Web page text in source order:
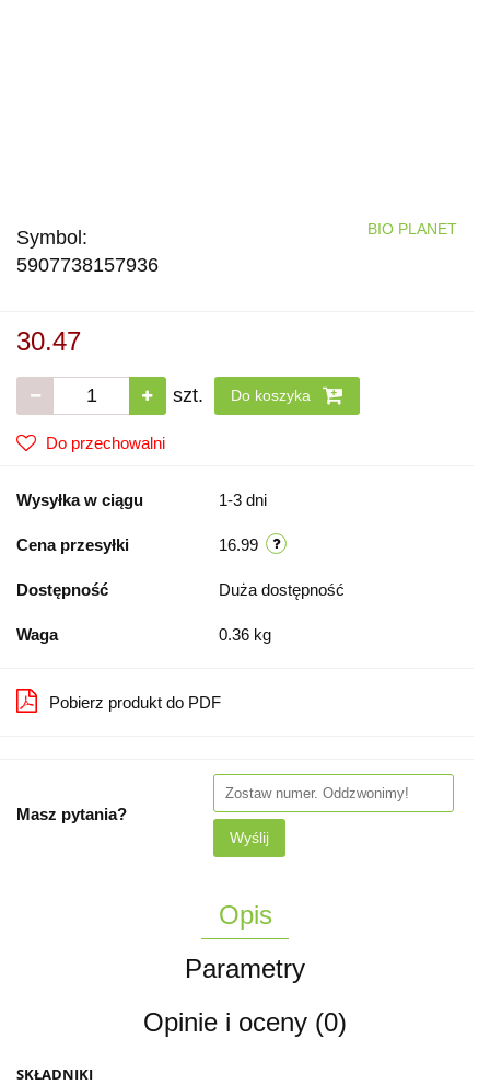
Symbol:
5907738157936
BIO PLANET
30.47
szt. Do koszyka
Do przechowalni
Wysyłka w ciągu 1-3 dni
Cena przesyłki 16.99
Dostępność Duża dostępność
Waga 0.36 kg
Pobierz produkt do PDF
Masz pytania?
Wyślij
Opis
Parametry
Opinie i oceny (0)
SKŁADNIKI